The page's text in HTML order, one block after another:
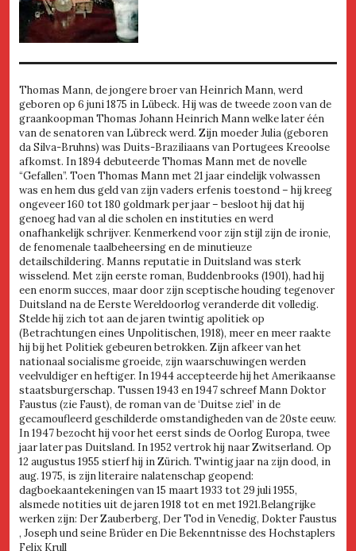
Thomas Mann, de jongere broer van Heinrich Mann, werd
geboren op 6 juni 1875 in Lübeck. Hij was de tweede zoon van de
graankoopman Thomas Johann Heinrich Mann welke later één
van de senatoren van Lübreck werd. Zijn moeder Julia (geboren
da Silva-Bruhns) was Duits-Braziliaans van Portugees Kreoolse
afkomst. In 1894 debuteerde Thomas Mann met de novelle
“Gefallen”. Toen Thomas Mann met 21 jaar eindelijk volwassen
was en hem dus geld van zijn vaders erfenis toestond – hij kreeg
ongeveer 160 tot 180 goldmark per jaar – besloot hij dat hij
genoeg had van al die scholen en instituties en werd
onafhankelijk schrijver. Kenmerkend voor zijn stijl zijn de ironie,
de fenomenale taalbeheersing en de minutieuze
detailschildering. Manns reputatie in Duitsland was sterk
wisselend. Met zijn eerste roman, Buddenbrooks (1901), had hij
een enorm succes, maar door zijn sceptische houding tegenover
Duitsland na de Eerste Wereldoorlog veranderde dit volledig.
Stelde hij zich tot aan de jaren twintig apolitiek op
(Betrachtungen eines Unpolitischen, 1918), meer en meer raakte
hij bij het Politiek gebeuren betrokken. Zijn afkeer van het
nationaal socialisme groeide, zijn waarschuwingen werden
veelvuldiger en heftiger. In 1944 accepteerde hij het Amerikaanse
staatsburgerschap. Tussen 1943 en 1947 schreef Mann Doktor
Faustus (zie Faust), de roman van de ‘Duitse ziel’ in de
gecamoufleerd geschilderde omstandigheden van de 20ste eeuw.
In 1947 bezocht hij voor het eerst sinds de Oorlog Europa, twee
jaar later pas Duitsland. In 1952 vertrok hij naar Zwitserland. Op
12 augustus 1955 stierf hij in Zürich. Twintig jaar na zijn dood, in
aug. 1975, is zijn literaire nalatenschap geopend:
dagboekaantekeningen van 15 maart 1933 tot 29 juli 1955,
alsmede notities uit de jaren 1918 tot en met 1921.Belangrijke
werken zijn: Der Zauberberg, Der Tod in Venedig, Dokter Faustus
, Joseph und seine Brüder en Die Bekenntnisse des Hochstaplers
Felix Krull